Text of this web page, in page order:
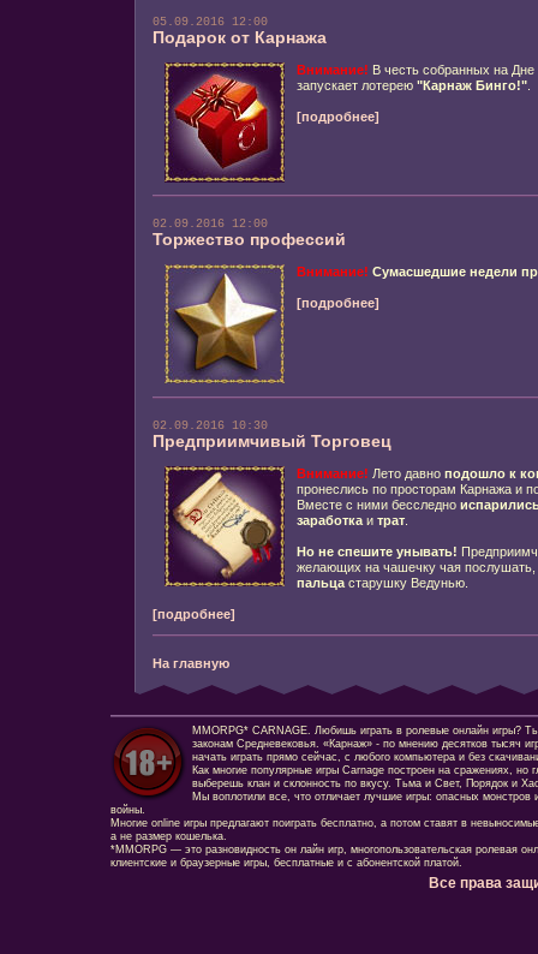
05.09.2016 12:00
Подарок от Карнажа
Внимание! В честь собранных на
запускает лотерею "Карнаж Бинго!".
[подробнее]
02.09.2016 12:00
Торжество профессий
Внимание! Сумасшедшие недели
[подробнее]
02.09.2016 10:30
Предприимчивый Торговец
Внимание! Лето давно подошло к
пронеслись по просторам Карнажа и
Вместе с ними бесследно
заработкаи трат.
Но не спешите унывать!
желающих на чашечку чая послушать,
пальцастарушку Ведунью.
[подробнее]
На главную
MMORPG* CARNAGE. Любишь играть в ролевые онлайн игры?
законам Средневековья. «Карнаж» - по мнению десятков тысяч
начать играть прямо сейчас, с любого компьютера и без
Как многие популярные игры Carnage построен на сражениях, но
выберешь клан и склонность по вкусу. Тьма и Свет, Порядок и
Мы воплотили все, что отличает лучшие игры: опасных монстров
войны.
Многие online игры предлагают поиграть бесплатно, а потом ставят в
а не размер кошелька.
*MMORPG — это разновидность он лайн игр, многопользовательская ролевая
клиентские и браузерные игры, бесплатные и с абонентской платой.
Все права